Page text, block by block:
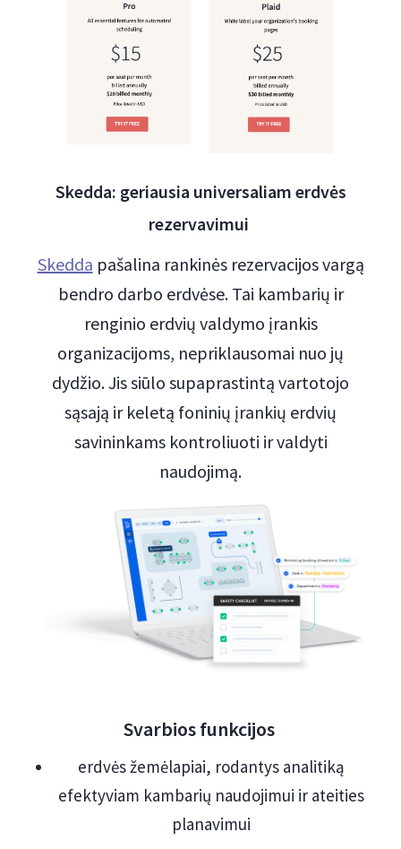
Skedda: geriausia universaliam erdvės
rezervavimui
Skedda pašalina rankinės rezervacijos vargą
bendro darbo erdvėse. Tai kambarių ir
renginio erdvių valdymo įrankis
organizacijoms, nepriklausomai nuo jų
dydžio. Jis siūlo supaprastintą vartotojo
sąsają ir keletą foninių įrankių erdvių
savininkams kontroliuoti ir valdyti
naudojimą.
Svarbios funkcijos
erdvės žemėlapiai, rodantys analitiką
efektyviam kambarių naudojimui ir ateities
planavimui